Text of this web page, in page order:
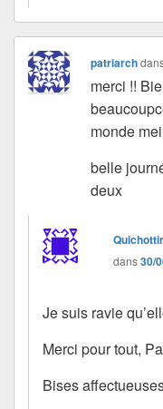
patriarch
merci !!
monde
belle
deux
dans30/
Je suis ravie
Merci pour tout,
Bises